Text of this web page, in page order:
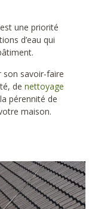
une priorité
d’eau qui
son savoir-faire
denettoyage
pérennité de
maison.